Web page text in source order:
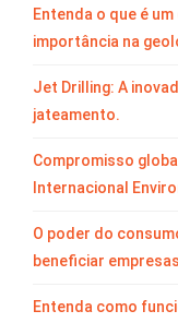
Entenda o que é
importância na
Jet Drilling: A
jateamento.
Compromisso
Internacional
O poder do
beneficiar
Entenda como